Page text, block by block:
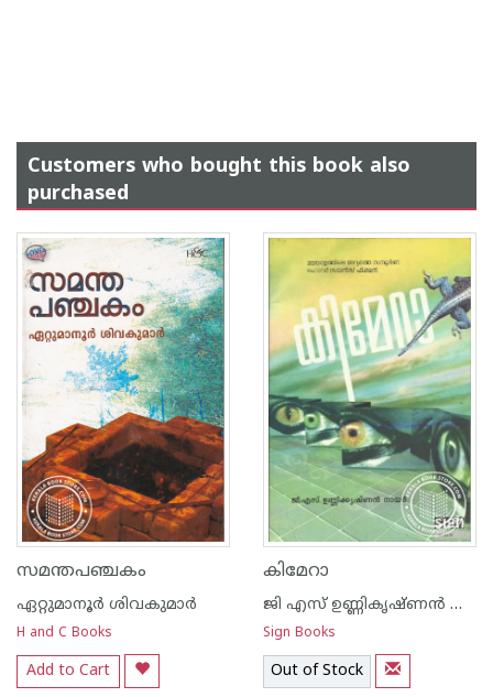
Customers who bought this book also
purchased
സമന്തപഞ്ചകം
ഏറ്റുമാനൂര്‍ ശിവകുമാര്‍
H and C Books
Add to Cart
കിമേറാ
ജി എസ് ഉണ്ണികൃഷ്ണ‌ന്‍ നായര്‍
Sign Books
Out of Stock